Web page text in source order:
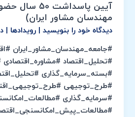
آیین پاسداشت
مهندسان مشاور ایران)
دیدگاه‌ خود را بنویسید رویدادها
#جامعه_مهندسان_مشاور_ایران
#تحلیل_اقتصاد #مشاوره_اقتصادی
#بسته_سرمایه_گذاری
#طرح_توجیهی
#سرمایه_گذاری
آیین
پاسداشت
50
سال
حضور
(جامعه
مهندسان
مشاور
ایران)